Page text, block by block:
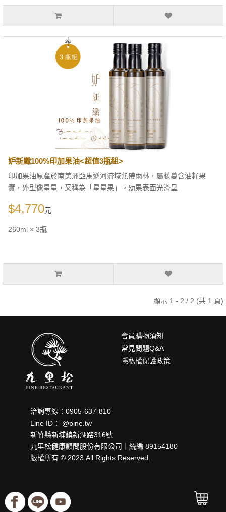
妒新纖100%印加果油<超值3瓶組>
印加果油原產於南美洲亞馬遜河流域熱帶雨林，屬藤蔓含油籽果
實，外型像星星，又稱為「星星果」。幼果表面光滑呈..
$4,770元
260ml × 3瓶
顯示 1 - 2 / 2 (共 1 頁)
會員購物須知
常見問題Q&A
隱私權保護政策
洽詢專線：0905-637-810
Line ID： @pine.tw
新竹縣新埔鎮新湖路316號
九里松健康顧問股份有限公司｜統編 89154180
版權所有 © 2023 All Rights Reserved.